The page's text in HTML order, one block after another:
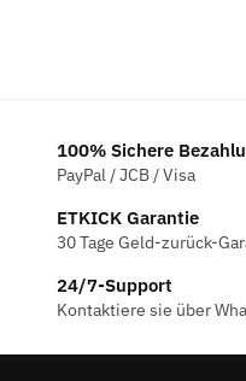
100% Sichere
PayPal / JCB / Visa
ETKICK Garantie
30 Tage Geld-zurück-
24/7-Support
Kontaktiere sie über